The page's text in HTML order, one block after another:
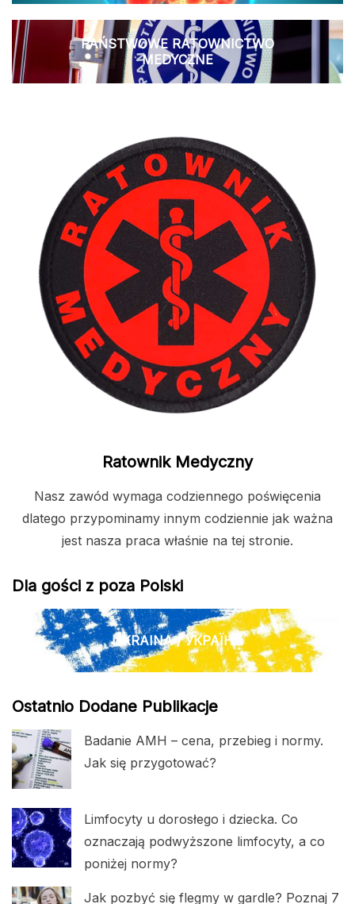
PAŃSTWOWE RATOWNICTWO
MEDYCZNE
Ratownik Medyczny
Nasz zawód wymaga codziennego poświęcenia
dlatego przypominamy innym codziennie jak ważna
jest nasza praca właśnie na tej stronie.
Dla gości z poza Polski
UKRAINA / УКРАЇНА
Ostatnio Dodane Publikacje
Badanie AMH – cena, przebieg i normy.
Jak się przygotować?
Limfocyty u dorosłego i dziecka. Co
oznaczają podwyższone limfocyty, a co
poniżej normy?
Jak pozbyć się flegmy w gardle? Poznaj 7